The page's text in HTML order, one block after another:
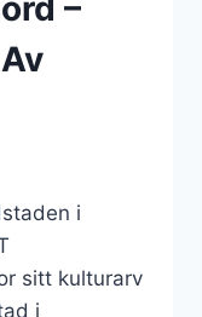
i
sitt kulturarv
i